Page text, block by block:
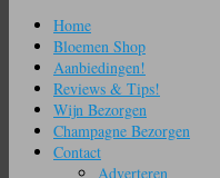
inhoud
Home
Bloemen Shop
Aanbiedingen!
Reviews & Tips!
Wijn Bezorgen
Champagne Bezorgen
Contact
Adverteren